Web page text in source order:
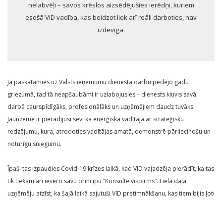
nelabvēļi – savos krēslos aizsēdējušies ierēdņi, kuriem
esošā VID vadība, kas beidzot liek arī reāli darboties, nav
izdevīga.
Ja paskatāmies uz Valsts ieņēmumu dienesta darbu pēdējo gadu
griezumā, tad tā neapšaubāmi ir uzlabojusies – dienests kļuvis savā
darbā caurspīdīgāks, profesionālāks un uzņēmējiem daudz tuvāks.
Jaunzeme ir pierādījusi sevi kā enerģiska vadītāja ar stratēģisku
redzējumu, kura, atrodoties vadītājas amatā, demonstrē pārliecinošu un
noturīgu sniegumu.
Īpaši tas izpaudies Covid-19 krīzes laikā, kad VID vajadzēja pierādīt, ka tas
tik tiešām arī ievēro savu principu “Konsultē vispirms”. Liela daļa
uzņēmēju atzīst, ka šajā laikā sajutuši VID pretimnākšanu, kas tiem bijis ļoti